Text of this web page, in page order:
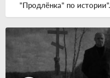
"Продлёнка" по